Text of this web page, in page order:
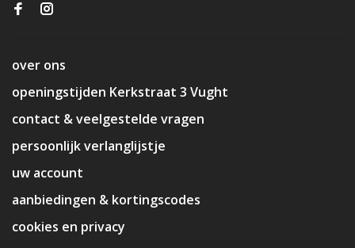
over ons
openingstijden Kerkstraat 3 Vught
contact & veelgestelde vragen
persoonlijk verlanglijstje
uw account
aanbiedingen & kortingscodes
cookies en privacy